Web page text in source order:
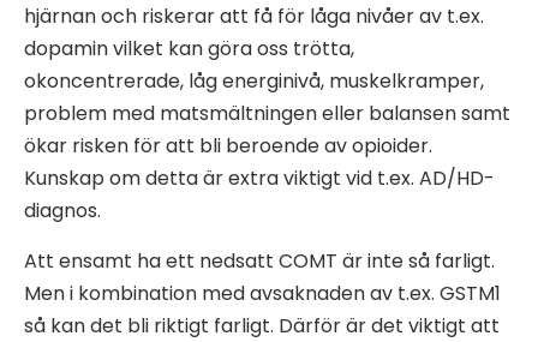
hjärnan och riskerar att få för låga nivåer av t.ex.
dopamin vilket kan göra oss trötta,
okoncentrerade, låg energinivå, muskelkramper,
problem med matsmältningen eller balansen samt
ökar risken för att bli beroende av opioider.
Kunskap om detta är extra viktigt vid t.ex. AD/HD-
diagnos.
Att ensamt ha ett nedsatt COMT är inte så farligt.
Men i kombination med avsaknaden av t.ex. GSTM1
så kan det bli riktigt farligt. Därför är det viktigt att